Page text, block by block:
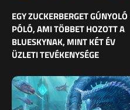
EGY ZUCKERBERGET GÚNYOLÓ
PÓLÓ, AMI TÖBBET HOZOTT A
BLUESKYNAK, MINT KÉT ÉV
ÜZLETI TEVÉKENYSÉGE